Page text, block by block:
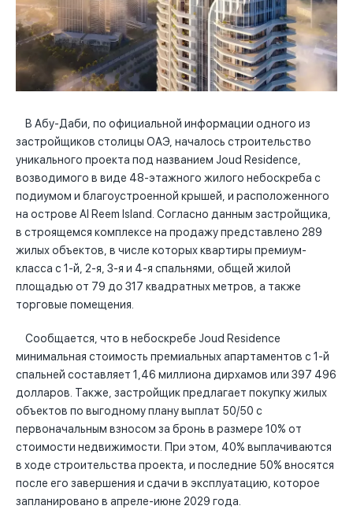
В Абу-Даби, по официальной информации одного из
застройщиков столицы ОАЭ, началось строительство
уникального проекта под названием Joud Residence,
возводимого в виде 48-этажного жилого небоскреба с
подиумом и благоустроенной крышей, и расположенного
на острове Al Reem Island. Согласно данным застройщика,
в строящемся комплексе на продажу представлено 289
жилых объектов, в числе которых квартиры премиум-
класса с 1-й, 2-я, 3-я и 4-я спальнями, общей жилой
площадью от 79 до 317 квадратных метров, а также
торговые помещения.
Сообщается, что в небоскребе Joud Residence
минимальная стоимость премиальных апартаментов с 1-й
спальней составляет 1,46 миллиона дирхамов или 397 496
долларов. Также, застройщик предлагает покупку жилых
объектов по выгодному плану выплат 50/50 с
первоначальным взносом за бронь в размере 10% от
стоимости недвижимости. При этом, 40% выплачиваются
в ходе строительства проекта, и последние 50% вносятся
после его завершения и сдачи в эксплуатацию, которое
запланировано в апреле-июне 2029 года.